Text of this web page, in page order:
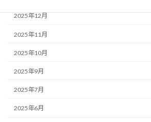
2025年12月
2025年11月
2025年10月
2025年9月
2025年7月
2025年6月